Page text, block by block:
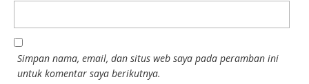
Simpan nama, email, dan situs web saya pada peramban ini
untuk komentar saya berikutnya.